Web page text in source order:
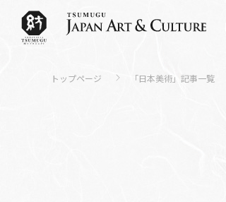
トップページ 「日本美術」記事一覧